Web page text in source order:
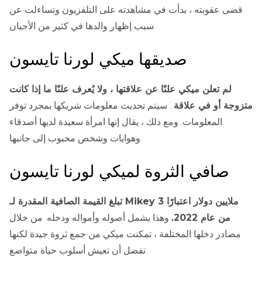
قضى عقوبته ، بدأت في مشاهدته على التلفزيون وتساءلت عن
سبب إظهار والدها في كثير من الأحيان.
صديقها ميكي لورنا تايسون
لم تعلن ميكي علنًا عن علاقتها ، ولا يُعرف علنًا ما إذا كانت
متزوجة أو في علاقة . سيتم تحديث معلومات شريكها بمجرد توفر
المعلومات. ومع ذلك ، يقال إنها امرأة سعيدة لديها أصدقاء
وهوايات وشخص محبوب إلى جانبها.
صافي الثروة لميكي لورنا تايسون
تبلغ القيمة الصافية المقدرة لـ Mikey 3 ملايين دولار اعتبارًا
من عام 2022.
وهذا يشمل أصوله وأمواله ودخله. من خلال
مصادر دخلها المختلفة ، تمكنت ميكي من جمع ثروة جيدة لكنها
تفضل أن تعيش أسلوب حياة متواضع.